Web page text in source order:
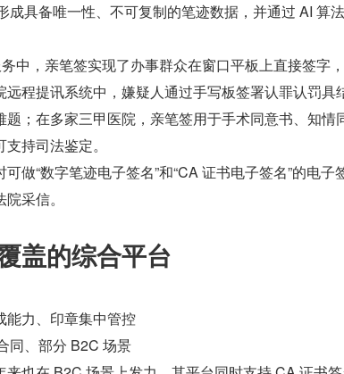
成具备唯一性、不可复制的笔迹数据，并通过 AI 算
中，亲笔签实现了办事群众在窗口平板上直接签字
程提讯系统中，嫌疑人通过手写板签署认罪认罚具
；在多家三甲医院，亲笔签用于手术同意书、知情
持司法鉴定。
做“数字笔迹电子签名”和“CA 证书电子签名”的电子
采信。
盖的综合平台
能力、印章集中管控
同、部分 B2C 场景